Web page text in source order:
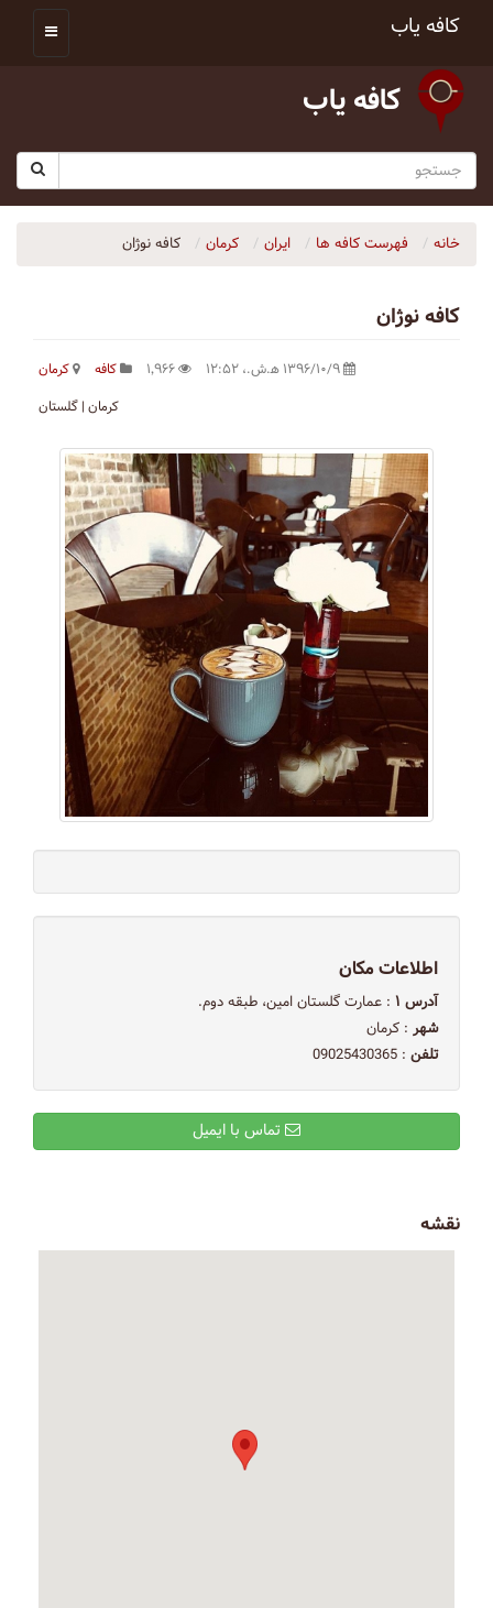
کافه یاب
کافه یاب
خانه فهرست کافه ها ایران کرمان کافه نوژان
کافه نوژان
کافه
کرمان
کرمان | گلستان
اطلاعات مکان
آدرس ۱
: عمارت گلستان امین، طبقه دوم.
شهر : کرمان
تلفن : 09025430365
نقشه